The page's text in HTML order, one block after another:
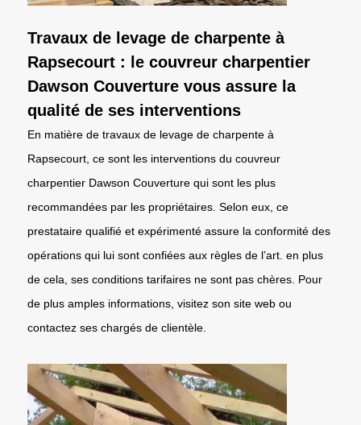
Travaux de levage de charpente à
Rapsecourt : le couvreur charpentier
Dawson Couverture vous assure la
qualité de ses interventions
En matière de travaux de levage de charpente à
Rapsecourt, ce sont les interventions du couvreur
charpentier Dawson Couverture qui sont les plus
recommandées par les propriétaires. Selon eux, ce
prestataire qualifié et expérimenté assure la conformité des
opérations qui lui sont confiées aux règles de l’art. en plus
de cela, ses conditions tarifaires ne sont pas chères. Pour
de plus amples informations, visitez son site web ou
contactez ses chargés de clientèle.